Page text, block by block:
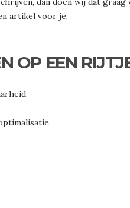
artikel voor je.
OP EEN